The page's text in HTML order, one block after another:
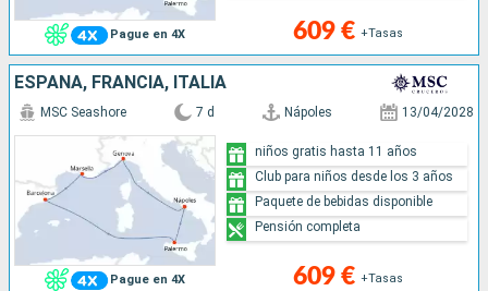
Pague en 4X 609 € +Tasas
ESPAÑA, FRANCIA, ITALIA
Pague en 4X
MSC Seashore 7 d Nápoles 13/04/2028
609 € +Tasas
niños gratis hasta 11 años
Club para niños desde los 3 años
Paquete de bebidas disponible
Pensión completa